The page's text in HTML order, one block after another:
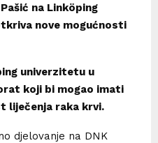
na Linköping
nove mogućnosti
univerzitetu u
koji bi mogao imati
liječenja raka krvi.
djelovanje na DNK